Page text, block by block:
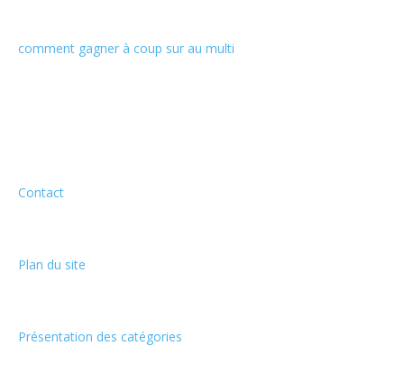
comment gagner à coup sur au multi
Contact
Plan du site
Présentation des catégories